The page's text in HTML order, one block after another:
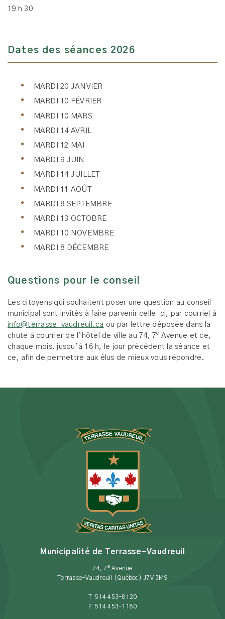
19 h 30
Dates des séances 2026
MARDI 20 JANVIER
MARDI 10 FÉVRIER
MARDI 10 MARS
MARDI 14 AVRIL
MARDI 12 MAI
MARDI 9 JUIN
MARDI 14 JUILLET
MARDI 11 AOÛT
MARDI 8 SEPTEMBRE
MARDI 13 OCTOBRE
MARDI 10 NOVEMBRE
MARDI 8 DÉCEMBRE
Questions pour le conseil
Les citoyens qui souhaitent poser une question au conseil
municipal sont invités à faire parvenir celle-ci, par courriel à
info@terrasse-vaudreuil.ca ou par lettre déposée dans la
chute à courrier de l’hôtel de ville au 74, 7e Avenue et ce,
chaque mois, jusqu’à 16 h, le jour précédent la séance et
ce, afin de permettre aux élus de mieux vous répondre.
Municipalité de Terrasse-Vaudreuil
74, 7 eAvenue
Terrasse-Vaudreuil (Québec) J7V 3M9
T 514 453-8120
F 514 453-1180